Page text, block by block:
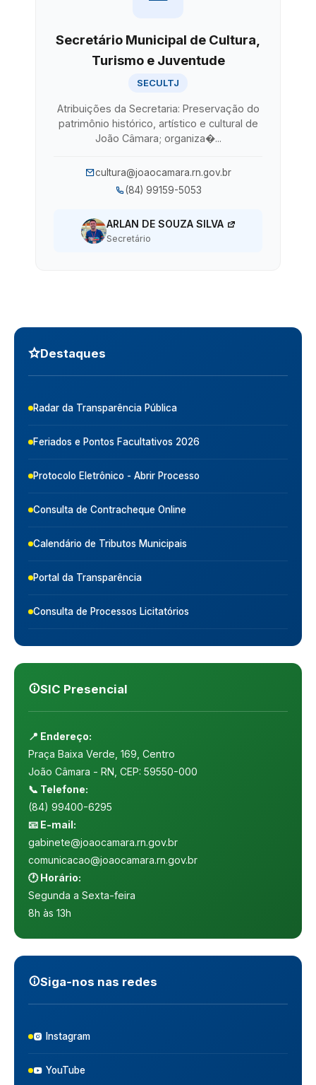
Secretário Municipal de Cultura,
Turismo e Juventude
SECULTJ
Atribuições da Secretaria: Preservação do
patrimônio histórico, artístico e cultural de
João Câmara; organiza�...
cultura@joaocamara.rn.gov.br
(84) 99159-5053
ARLAN DE SOUZA SILVA
Secretário
Destaques
Radar da Transparência Pública
Feriados e Pontos Facultativos 2026
Protocolo Eletrônico - Abrir Processo
Consulta de Contracheque Online
Calendário de Tributos Municipais
Portal da Transparência
Consulta de Processos Licitatórios
SIC Presencial
📍 Endereço:
Praça Baixa Verde, 169, Centro
João Câmara - RN, CEP: 59550-000
📞 Telefone:
(84) 99400-6295
📧 E-mail:
gabinete@joaocamara.rn.gov.br
comunicacao@joaocamara.rn.gov.br
🕐 Horário:
Segunda a Sexta-feira
8h às 13h
Siga‑nos nas redes
Instagram
YouTube